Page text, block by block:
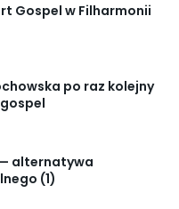
Gospel w Filharmonii
po raz kolejny
alternatywa
(1)